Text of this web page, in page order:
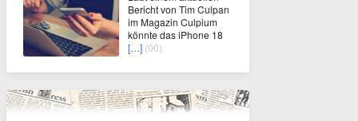
Bericht von Tim Culpan
im Magazin Culpium
könnte das iPhone 18
[…] (00)